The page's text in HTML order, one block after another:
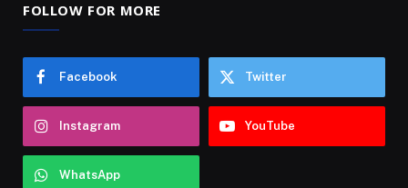
FOLLOW FOR MORE
Facebook Twitter
Instagram YouTube
WhatsApp